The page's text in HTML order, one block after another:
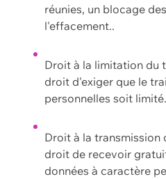
réunies, un blocage
l'effacement..
Droit à la limitation du
droit d'exiger que le
personnelles soit limité.
Droit à la transmission
droit de recevoir
données à caractère